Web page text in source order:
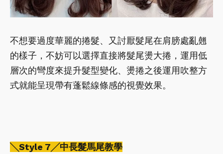
不想要過度華麗的捲髮、又討厭髮尾在肩膀處亂翹
的樣子，不妨可以選擇直接將髮尾燙大捲，運用低
層次的彎度來提升髮型變化、燙捲之後運用吹整方
式就能呈現帶有蓬鬆線條感的視覺效果。
╲Style 7╱中長髮馬尾教學